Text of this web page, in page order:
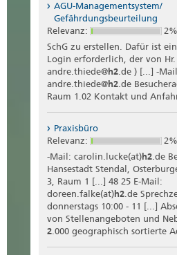
AGU-Managementsystem/
Gefährdungsbeurteilung
Relevanz:
2%
SchG zu erstellen. Dafür ist
Login erforderlich, der von Hr.
andre.thiede@h2.de ) [...] -
andre.thiede@h2.de
Raum 1.02 Kontakt und
Praxisbüro
Relevanz:
2%
-Mail: carolin.lucke(at)h2.de
Hansestadt Stendal,
3, Raum 1 [...] 48 25 E-Mail:
doreen.falke(at)h2.de
donnerstags 10:00 - 11 [...]
von Stellenangeboten und
2.000 geographisch sortierte